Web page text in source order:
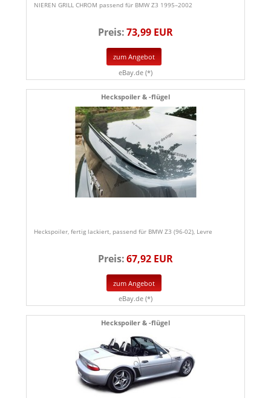
NIEREN GRILL CHROM passend für BMW Z3 1995–2002
Preis:73,99 EUR
zum Angebot
eBay.de (*)
Heckspoiler & -flügel
Heckspoiler, fertig lackiert, passend für BMW Z3 (96-02), Levre
Preis:67,92 EUR
zum Angebot
eBay.de (*)
Heckspoiler & -flügel